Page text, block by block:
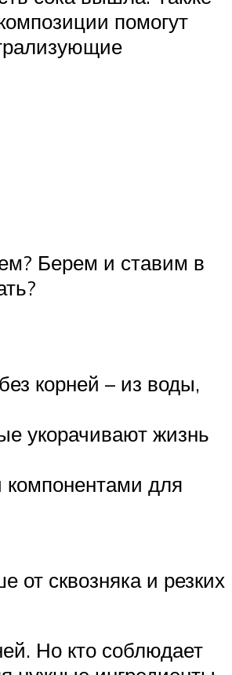
помогут
Берем и ставим в
корней – из воды,
укорачивают жизнь
для
от сквозняка и резких
Но кто соблюдает